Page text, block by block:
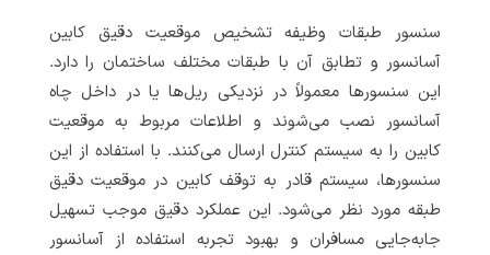
سنسور طبقات وظیفه تشخیص موقعیت دقیق کابین
آسانسور و تطابق آن با طبقات مختلف ساختمان را دارد.
این سنسورها معمولاً در نزدیکی ریل‌ها یا در داخل چاه
آسانسور نصب می‌شوند و اطلاعات مربوط به موقعیت
کابین را به سیستم کنترل ارسال می‌کنند. با استفاده از این
سنسورها، سیستم قادر به توقف کابین در موقعیت دقیق
طبقه مورد نظر می‌شود. این عملکرد دقیق موجب تسهیل
جابه‌جایی مسافران و بهبود تجربه استفاده از آسانسور